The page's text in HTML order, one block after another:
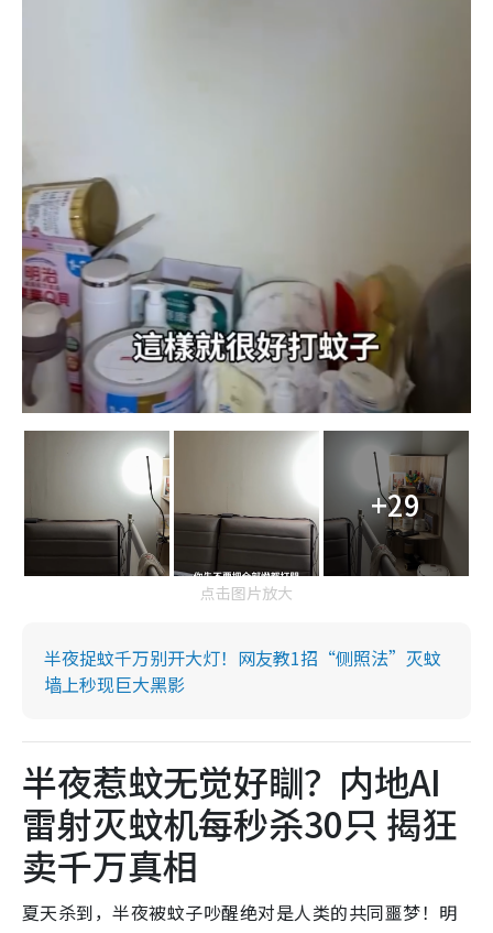
+29
点击图片放大
半夜捉蚊千万别开大灯！网友教1招“侧照法”灭蚊
墙上秒现巨大黑影
半夜惹蚊无觉好瞓？内地AI
雷射灭蚊机每秒杀30只 揭狂
卖千万真相
夏天杀到，半夜被蚊子吵醒绝对是人类的共同噩梦！明